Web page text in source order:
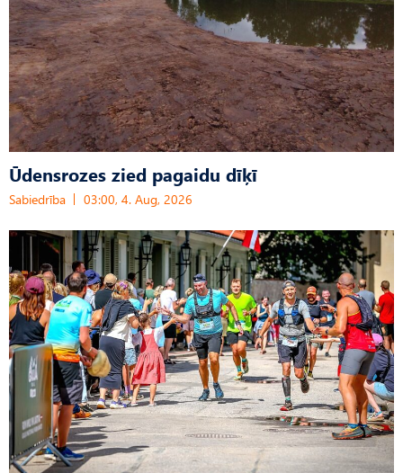
Ūdensrozes zied pagaidu dīķī
Sabiedrība 03:00, 4. Aug, 2026